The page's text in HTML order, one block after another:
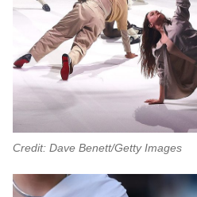
Credit: Dave Benett/Getty Images